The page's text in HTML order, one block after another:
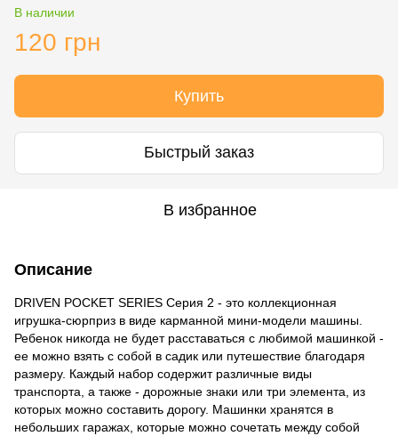
В наличии
120 грн
Купить
Быстрый заказ
В избранное
Описание
DRIVEN POCKET SERIES Серия 2 - это коллекционная
игрушка-сюрприз в виде карманной мини-модели машины.
Ребенок никогда не будет расставаться с любимой машинкой -
ее можно взять с собой в садик или путешествие благодаря
размеру. Каждый набор содержит различные виды
транспорта, а также - дорожные знаки или три элемента, из
которых можно составить дорогу. Машинки хранятся в
небольших гаражах, которые можно сочетать между собой